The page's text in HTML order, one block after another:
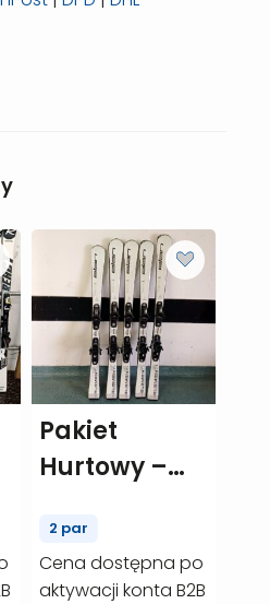
Pakiet
Hurtowy –
w – 2 szt.
(P00317)
2 par
Cena dostępna po
aktywacji konta B2B